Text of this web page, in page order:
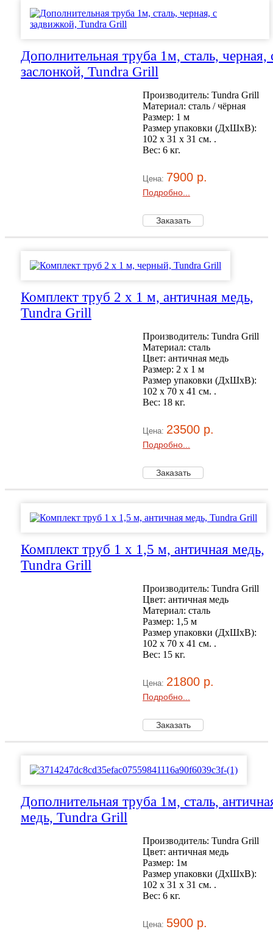
Дополнительная труба 1м, сталь, черная,
заслонкой, Tundra Grill
Производитель: Tundra Grill
Материал: сталь / чёрная
Размер: 1 м
Размер упаковки (ДхШхВ):
102 х 31 x 31 см. .
Вес: 6 кг.
Цена: 7900 р.
Подробно...
Комплект труб 2 x 1 м, античная медь,
Tundra Grill
Производитель: Tundra Grill
Материал: сталь
Цвет: античная медь
Размер: 2 x 1 м
Размер упаковки (ДхШхВ):
102 х 70 x 41 см. .
Вес: 18 кг.
Цена: 23500 р.
Подробно...
Комплект труб 1 x 1,5 м, античная медь,
Tundra Grill
Производитель: Tundra Grill
Цвет: античная медь
Материал: сталь
Размер: 1,5 м
Размер упаковки (ДхШхВ):
102 х 70 x 41 см. .
Вес: 15 кг.
Цена: 21800 р.
Подробно...
Дополнительная труба 1м, сталь,
медь, Tundra Grill
Производитель: Tundra Grill
Цвет: античная медь
Размер: 1м
Размер упаковки (ДхШхВ):
102 х 31 x 31 см. .
Вес: 6 кг.
Цена: 5900 р.